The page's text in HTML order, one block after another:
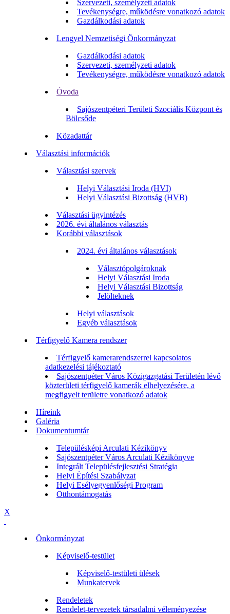
Szervezeti, személyzeti adatok
Tevékenységre, működésre vonatkozó adatok
Gazdálkodási adatok
Lengyel Nemzetiségi Önkormányzat
Gazdálkodási adatok
Szervezeti, személyzeti adatok
Tevékenységre, működésre vonatkozó adatok
Óvoda
Sajószentpéteri Területi Szociális Központ és
Bölcsőde
Közadattár
Választási információk
Választási szervek
Helyi Választási Iroda (HVI)
Helyi Választási Bizottság (HVB)
Választási ügyintézés
2026. évi általános választás
Korábbi választások
2024. évi általános választások
Választópolgároknak
Helyi Választási Iroda
Helyi Választási Bizottság
Jelölteknek
Helyi választások
Egyéb választások
Térfigyelő Kamera rendszer
Térfigyelő kamerarendszerrel kapcsolatos
adatkezelési tájékoztató
Sajószentpéter Város Közigazgatási Területén lévő
közterületi térfigyelő kamerák elhelyezésére, a
megfigyelt területre vonatkozó adatok
Híreink
Galéria
Dokumentumtár
Településképi Arculati Kézikönyv
Sajószentpéter Város Arculati Kézikönyve
Integrált Településfejlesztési Stratégia
Helyi Építési Szabályzat
Helyi Esélyegyenlőségi Program
Otthontámogatás
X
Önkormányzat
Képviselő-testület
Képviselő-testületi ülések
Munkatervek
Rendeletek
Rendelet-tervezetek társadalmi véleményezése